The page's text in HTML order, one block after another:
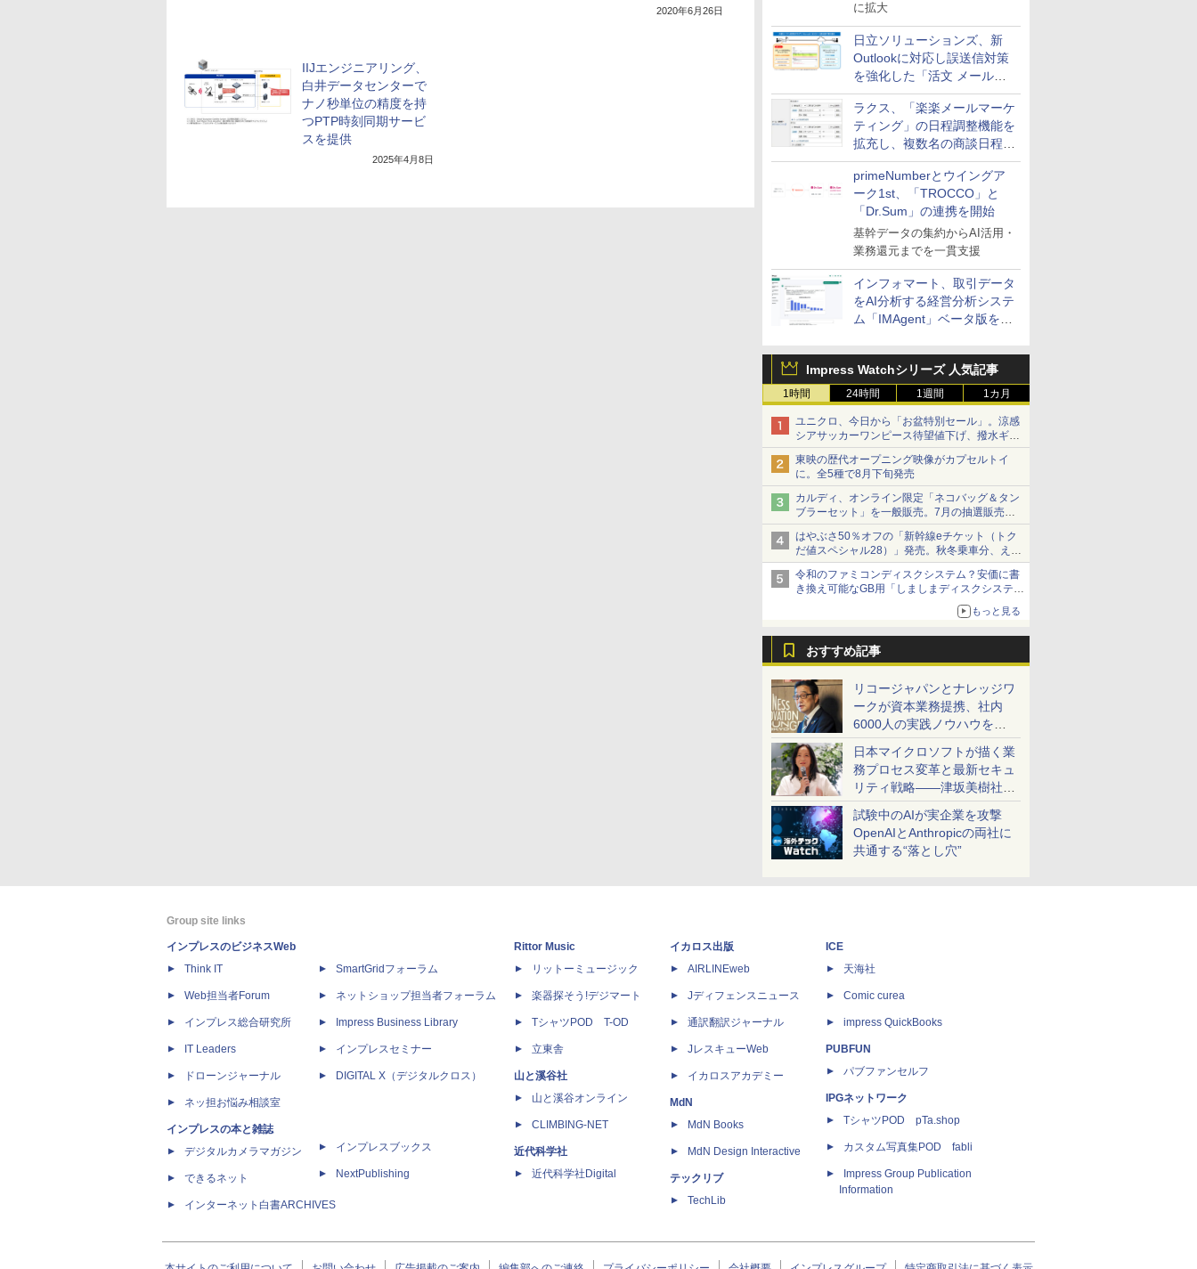
に拡大
日立ソリューションズ、新
Outlookに対応し誤送信対策
を強化した「活文 メール誤
送信防止アドインサービス」
を提供
ラクス、「楽楽メールマーケ
ティング」の日程調整機能を
拡充し、複数名の商談日程調
整を効率化
primeNumberとウイングア
ーク1st、「TROCCO」と
「Dr.Sum」の連携を開始
基幹データの集約からAI活用・
業務還元までを一貫支援
インフォマート、取引データ
をAI分析する経営分析システ
ム「IMAgent」ベータ版を提
Impress Watchシリーズ 人気記事
1時間 24時間 1週間 1カ月
ユニクロ、今日から「お盆特別セール」。涼感
シアサッカーワンピース待望値下げ、撥水ギア
ショーツは1990円に
東映の歴代オープニング映像がカプセルトイ
に。全5種で8月下旬発売
カルディ、オンライン限定「ネコバッグ＆タン
ブラーセット」を一般販売。7月の抽選販売の
当選無効分
はやぶさ50％オフの「新幹線eチケット（トク
だ値スペシャル28）」発売。秋冬乗車分、えき
ねっと限定
令和のファミコンディスクシステム？安価に書
き換え可能なGB用「しましまディスクシステ
もっと見る
おすすめ記事
リコージャパンとナレッジワ
ークが資本業務提携、社内
6000人の実践ノウハウを生
かした「AI商談記録 for
RICOH」を展開へ
日本マイクロソフトが描く業
務プロセス変革と最新セキュ
リティ戦略――津坂美樹社長
が2027年度戦略を説明
試験中のAIが実企業を攻撃
OpenAIとAnthropicの両社に
共通する“落とし穴”
2020年6月26日
IIJエンジニアリング、
白井データセンターで
ナノ秒単位の精度を持
つPTP時刻同期サービ
スを提供
2025年4月8日
Group site links
インプレスのビジネスWeb
Think IT
Web担当者Forum
インプレス総合研究所
IT Leaders
ドローンジャーナル
ネッ担お悩み相談室
インプレスの本と雑誌
デジタルカメラマガジン
できるネット
インターネット白書ARCHIVES
SmartGridフォーラム
ネットショップ担当者フォーラム
Impress Business Library
インプレスセミナー
DIGITAL X（デジタルクロス）
インプレスブックス
NextPublishing
Rittor Music
リットーミュージック
楽器探そう!デジマート
TシャツPOD T-OD
立東舎
山と溪谷社
山と溪谷オンライン
CLIMBING-NET
近代科学社
近代科学社Digital
イカロス出版
AIRLINEweb
Jディフェンスニュース
通訳翻訳ジャーナル
JレスキューWeb
イカロスアカデミー
MdN
MdN Books
MdN Design Interactive
テックリブ
TechLib
ICE
天海社
Comic curea
impress QuickBooks
PUBFUN
パブファンセルフ
IPGネットワーク
TシャツPOD pTa.shop
カスタム写真集POD fabli
Impress Group Publication
Information